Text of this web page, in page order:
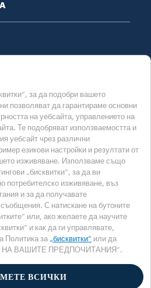
Политика за бисквитките
Statement
права запазени – номер по ДДС:
за да подобри вашето
позволяват да гарантираме основни
на уебсайта, управлението на
Те подобряват използваемостта и
уебсайт чрез различни
езикови настройки и резултати от
изживяване. Използваме също
„бисквитки“, за да ви
потребителско изживяване, въз
и за да получавате
С натискане на бутоните
или, ако желаете да научите
и как да ги управлявате,
Политика за „бисквитки“ или да
НА ВАШИТЕ ПРЕДПОЧИТАНИЯ“.
ВСИЧКИ